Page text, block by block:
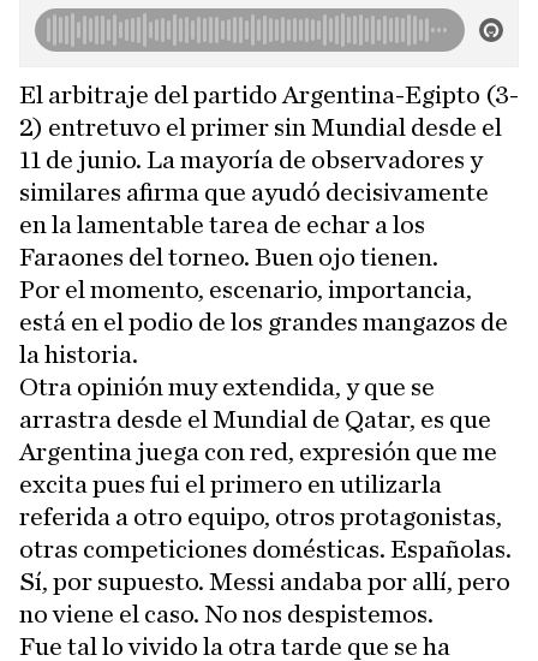
El arbitraje del partido Argentina-Egipto (3-
2) entretuvo el primer sin Mundial desde el
11 de junio. La mayoría de observadores y
similares afirma que ayudó decisivamente
en la lamentable tarea de echar a los
Faraones del torneo. Buen ojo tienen.
Por el momento, escenario, importancia,
está en el podio de los grandes mangazos de
la historia.
Otra opinión muy extendida, y que se
arrastra desde el Mundial de Qatar, es que
Argentina juega con red, expresión que me
excita pues fui el primero en utilizarla
referida a otro equipo, otros protagonistas,
otras competiciones domésticas. Españolas.
Sí, por supuesto. Messi andaba por allí, pero
no viene el caso. No nos despistemos.
Fue tal lo vivido la otra tarde que se ha